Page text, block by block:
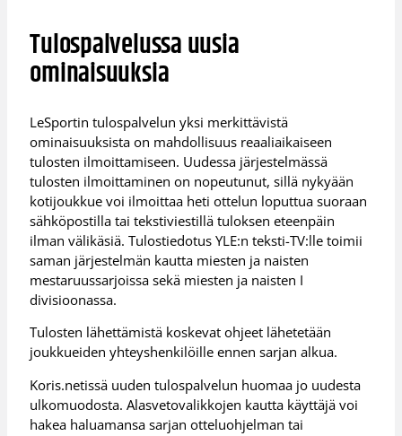
Tulospalvelussa uusia
ominaisuuksia
LeSportin tulospalvelun yksi merkittävistä
ominaisuuksista on mahdollisuus reaaliaikaiseen
tulosten ilmoittamiseen. Uudessa järjestelmässä
tulosten ilmoittaminen on nopeutunut, sillä nykyään
kotijoukkue voi ilmoittaa heti ottelun loputtua suoraan
sähköpostilla tai tekstiviestillä tuloksen eteenpäin
ilman välikäsiä. Tulostiedotus YLE:n teksti-TV:lle toimii
saman järjestelmän kautta miesten ja naisten
mestaruussarjoissa sekä miesten ja naisten I
divisioonassa.
Tulosten lähettämistä koskevat ohjeet lähetetään
joukkueiden yhteyshenkilöille ennen sarjan alkua.
Koris.netissä uuden tulospalvelun huomaa jo uudesta
ulkomuodosta. Alasvetovalikkojen kautta käyttäjä voi
hakea haluamansa sarjan otteluohjelman tai